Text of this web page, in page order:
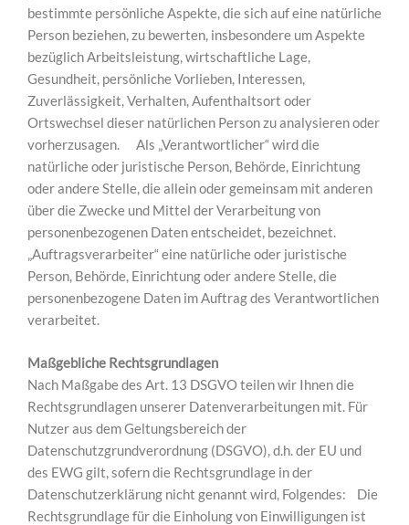
bestimmte persönliche Aspekte, die sich auf eine natürliche
Person beziehen, zu bewerten, insbesondere um Aspekte
bezüglich Arbeitsleistung, wirtschaftliche Lage,
Gesundheit, persönliche Vorlieben, Interessen,
Zuverlässigkeit, Verhalten, Aufenthaltsort oder
Ortswechsel dieser natürlichen Person zu analysieren oder
vorherzusagen. Als „Verantwortlicher“ wird die
natürliche oder juristische Person, Behörde, Einrichtung
oder andere Stelle, die allein oder gemeinsam mit anderen
über die Zwecke und Mittel der Verarbeitung von
personenbezogenen Daten entscheidet, bezeichnet.
„Auftragsverarbeiter“ eine natürliche oder juristische
Person, Behörde, Einrichtung oder andere Stelle, die
personenbezogene Daten im Auftrag des Verantwortlichen
verarbeitet.
Maßgebliche Rechtsgrundlagen
Nach Maßgabe des Art. 13 DSGVO teilen wir Ihnen die
Rechtsgrundlagen unserer Datenverarbeitungen mit. Für
Nutzer aus dem Geltungsbereich der
Datenschutzgrundverordnung (DSGVO), d.h. der EU und
des EWG gilt, sofern die Rechtsgrundlage in der
Datenschutzerklärung nicht genannt wird, Folgendes: Die
Rechtsgrundlage für die Einholung von Einwilligungen ist